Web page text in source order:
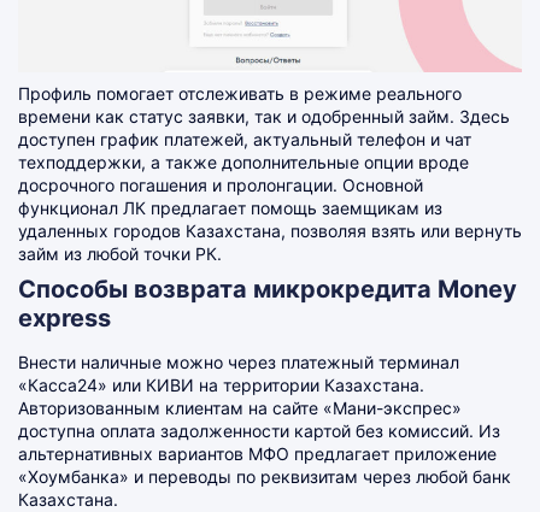
Профиль помогает отслеживать в режиме реального
времени как статус заявки, так и одобренный займ. Здесь
доступен график платежей, актуальный телефон и чат
техподдержки, а также дополнительные опции вроде
досрочного погашения и пролонгации. Основной
функционал ЛК предлагает помощь заемщикам из
удаленных городов Казахстана, позволяя взять или вернуть
займ из любой точки РК.
Способы возврата микрокредита Money
express
Внести наличные можно через платежный терминал
«Касса24» или КИВИ на территории Казахстана.
Авторизованным клиентам на сайте «Мани-экспрес»
доступна оплата задолженности картой без комиссий. Из
альтернативных вариантов МФО предлагает приложение
«Хоумбанка» и переводы по реквизитам через любой банк
Казахстана.